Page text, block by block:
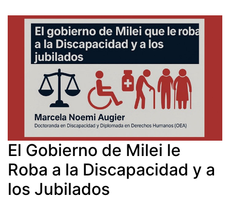
El Gobierno de Milei le
Roba a la Discapacidad y a
los Jubilados